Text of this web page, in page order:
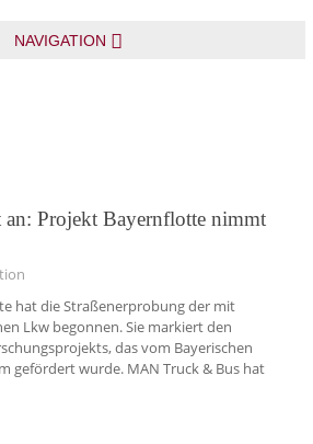
NAVIGATION
an: Projekt Bayernflotte nimmt
hat die Straßenerprobung der mit
Lkw begonnen. Sie markiert den
das vom Bayerischen
gefördert wurde. MAN Truck & Bus hat